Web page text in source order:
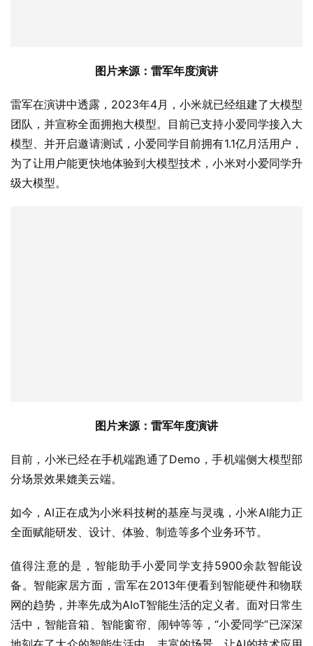
图片来源：雷军年度演讲
雷军在演讲中透露，2023年4月，小米就已经组建了大模型
团队，并宣称全面拥抱大模型。目前已支持小爱同学接入大
模型、并开启邀请测试，小爱同学目前拥有1.1亿月活用户，
为了让用户能更快地体验到大模型技术，小米对小爱同学升
级大模型。
图片来源：雷军年度演讲
目前，小米已经在手机端跑通了Demo，手机端侧大模型部
分场景效果媲美云端。
如今，AI正在成为小米科技树的基座与灵魂，小米AI能力正
全面赋能研发、设计、体验、制造等多个业务环节。
值得注意的是，智能助手小爱同学支持5900余款智能设
备。智能家居方面，雷军在2013年便看到智能硬件和物联
网的趋势，并率先成为AIoT智能生活的定义者。面对日常生
活中，智能音箱、智能窗帘、闹钟等等，“小爱同学”已深深